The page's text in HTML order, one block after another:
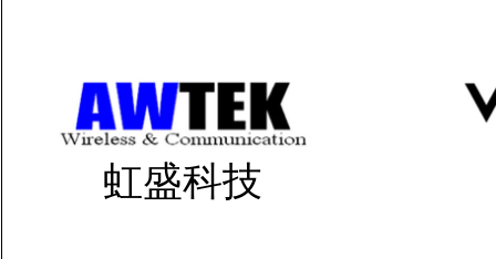
虹盛科技